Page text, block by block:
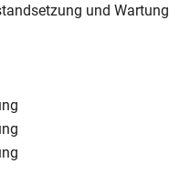
und Wartung